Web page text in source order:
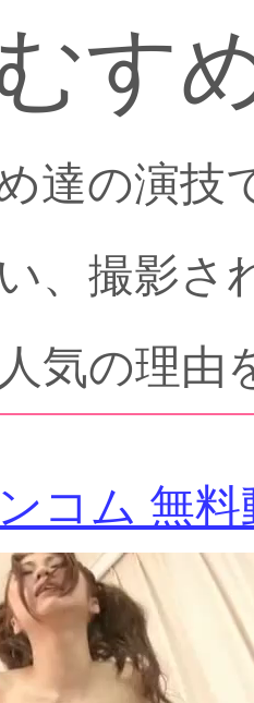
す
達の演技
、撮影さ
気の理由
コム 無料